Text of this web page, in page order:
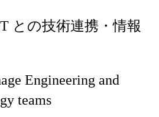
との技術連携・情報
Engineering and
teams